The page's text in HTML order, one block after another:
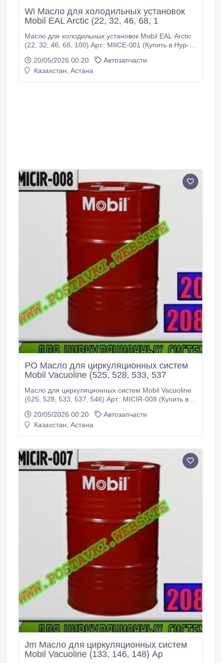
Wi Масло для холодильных установок
Mobil EAL Arctic (22, 32, 46, 68, 1
Масло для холодильных установок Mobil EAL Arctic
(22, 32, 46, 68, 100) Арт.: MIICE-001 (Купить в Нур-
серии Mobil EAL Arctic представляют собой
высокоэффективные, экологически безвредные,
20/05/2026 00:20
Автозапчасти
Казахстан, Астана
PO Масло для циркуляционных систем
Mobil Vacuoline (525, 528, 533, 537
Масло для циркуляционных систем Mobil Vacuoline
(525, 528, 533, 537, 546) Арт.: MICIR-008 (Купить в
серии Mobil Vacuoline 500 представляют собой
высокоэффективные циркуляционные масла для
требованиям высокоскоростных нереверсивных
мелкосортных и проволочных станов, выпускаемых
Morgan Construction Company и Danieli.
20/05/2026 00:20
Автозапчасти
Казахстан, Астана
Jm Масло для циркуляционных систем
Mobil Vacuoline (133, 146, 148) Ар